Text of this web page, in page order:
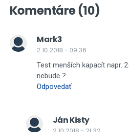
Komentáre (10)
Mark3
2.10.2018 - 09:36
Test menších kapacít napr.
nebude ?
Odpovedať
Ján Kisty